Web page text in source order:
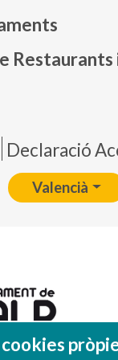
Restaurants
Pie
Declaració
Valencià
cookies